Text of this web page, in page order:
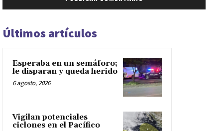
Últimos artículos
Esperaba en un semáforo;
le disparan y queda herido
6 agosto, 2026
Vigilan potenciales
ciclones en el Pacífico